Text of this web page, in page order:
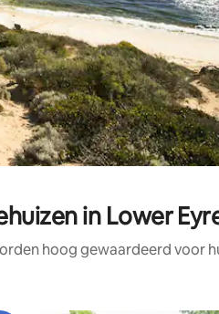
in Lower
hoog gewaardeerd voor